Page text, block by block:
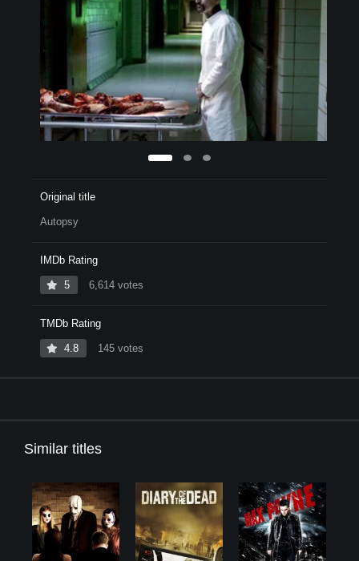
Original title
Autopsy
IMDb Rating
5 6,614 votes
TMDb Rating
4.8 145 votes
Similar titles